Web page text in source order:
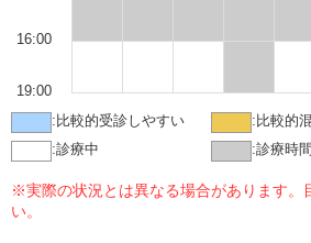
16:00
19:00
: 比較的受診しやすい : 比較的
:診療中 :診療時
※実際の状況とは異なる場合があります。
い。